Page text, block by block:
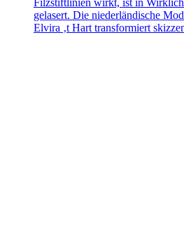
Filzstiftlinien wirkt, ist in
gelasert. Die niederländische
Elvira ‚t Hart transformiert